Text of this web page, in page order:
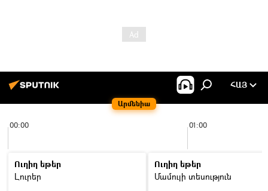
Արմենիա
ՀԱՅ
00:00 01:00
Ուղիղ եթեր
Լուրեր
Ուղիղ եթեր
Մամուլի տեսություն